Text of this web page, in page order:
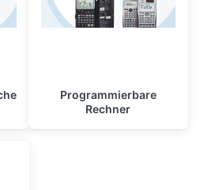
Programmierbare
Rechner